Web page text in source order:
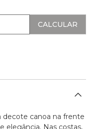
decote canoa na frente
elegância. Nas costas,